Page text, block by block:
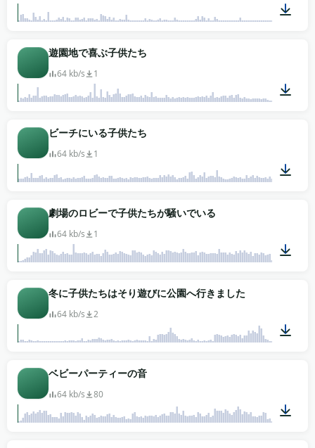
遊園地で喜ぶ子供たち
64 kb/s 1
ビーチにいる子供たち
64 kb/s 1
劇場のロビーで子供たちが騒いでいる
64 kb/s 1
冬に子供たちはそり遊びに公園へ行きました
64 kb/s 2
ベビーパーティーの音
64 kb/s 80